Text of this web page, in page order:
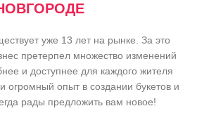
уже 13 лет на рынке. За это
претерпел множество изменений
и доступнее для каждого жителя
огромный опыт в создании букетов и
рады предложить вам новое!